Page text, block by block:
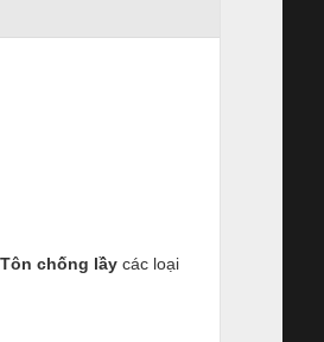
chống lầy các loại